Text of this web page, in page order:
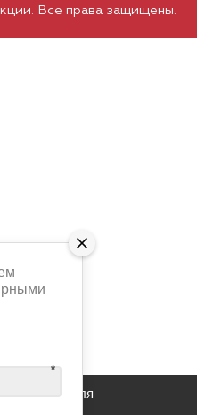
Все права защищены.
*
Метрика для